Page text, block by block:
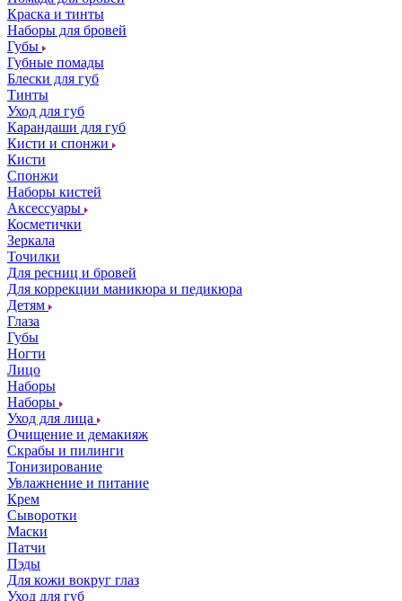
Краска и тинты
Наборы для бровей
Губы
Губные помады
Блески для губ
Тинты
Уход для губ
Карандаши для губ
Кисти и спонжи
Кисти
Спонжи
Наборы кистей
Аксессуары
Косметички
Зеркала
Точилки
Для ресниц и бровей
Для коррекции маникюра и педикюра
Детям
Глаза
Губы
Ногти
Лицо
Наборы
Наборы
Уход для лица
Очищение и демакияж
Скрабы и пилинги
Тонизирование
Увлажнение и питание
Крем
Сыворотки
Маски
Патчи
Пэды
Для кожи вокруг глаз
Уход для губ